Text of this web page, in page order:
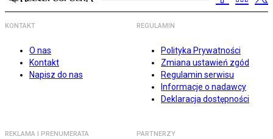
KONTAKT
O nas
Kontakt
Napisz do nas
REGULAMIN
Polityka Prywatności
Zmiana ustawień zgód
Regulamin serwisu
Informacje o nadawcy
Deklaracja dostępności
REKLAMA I PRENUMERATA PARTNERZY